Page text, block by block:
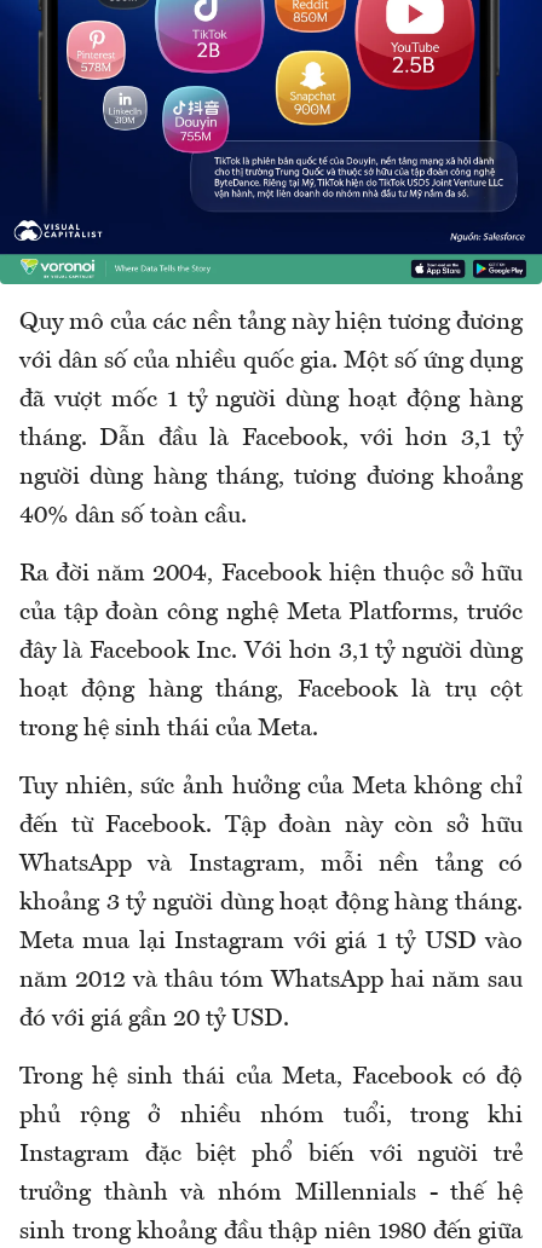
Quy mô của các nền tảng này hiện tương đương
với dân số của nhiều quốc gia. Một số ứng dụng
đã vượt mốc 1 tỷ người dùng hoạt động hàng
tháng. Dẫn đầu là Facebook, với hơn 3,1 tỷ
người dùng hàng tháng, tương đương khoảng
40% dân số toàn cầu.
Ra đời năm 2004, Facebook hiện thuộc sở hữu
của tập đoàn công nghệ Meta Platforms, trước
đây là Facebook Inc. Với hơn 3,1 tỷ người dùng
hoạt động hàng tháng, Facebook là trụ cột
trong hệ sinh thái của Meta.
Tuy nhiên, sức ảnh hưởng của Meta không chỉ
đến từ Facebook. Tập đoàn này còn sở hữu
WhatsApp và Instagram, mỗi nền tảng có
khoảng 3 tỷ người dùng hoạt động hàng tháng.
Meta mua lại Instagram với giá 1 tỷ USD vào
năm 2012 và thâu tóm WhatsApp hai năm sau
đó với giá gần 20 tỷ USD.
Trong hệ sinh thái của Meta, Facebook có độ
phủ rộng ở nhiều nhóm tuổi, trong khi
Instagram đặc biệt phổ biến với người trẻ
trưởng thành và nhóm Millennials - thế hệ
sinh trong khoảng đầu thập niên 1980 đến giữa